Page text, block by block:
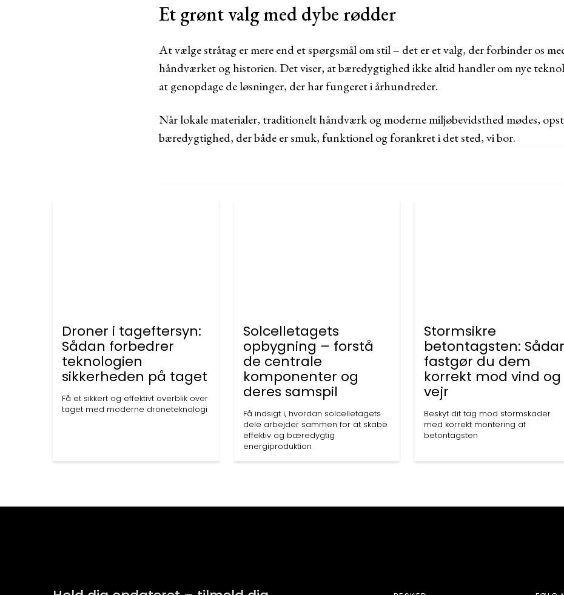
Et grønt valg med dybe rødder
At vælge stråtag er mere end et spørgsmål om stil – det er et valg, der forbinder os
håndværket og historien. Det viser, at bæredygtighed ikke altid handler om nye
at genopdage de løsninger, der har fungeret i århundreder.
Når lokale materialer, traditionelt håndværk og moderne miljøbevidsthed mødes,
bæredygtighed, der både er smuk, funktionel og forankret i det sted, vi bor.
Droner i tageftersyn:
Sådan forbedrer
teknologien
sikkerheden på taget
Få et sikkert og effektivt overblik over
taget med moderne droneteknologi
Solcelletagets
opbygning – forstå
de centrale
komponenter og
deres samspil
Få indsigt i, hvordan solcelletagets
dele arbejder sammen for at skabe
effektiv og bæredygtig
energiproduktion
Stormsikre
betontagsten:
fastgør du dem
korrekt mod vind og
vejr
Beskyt dit tag mod stormskader
med korrekt montering af
betontagsten